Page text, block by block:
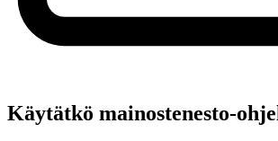
Käytätkö mainostenesto-